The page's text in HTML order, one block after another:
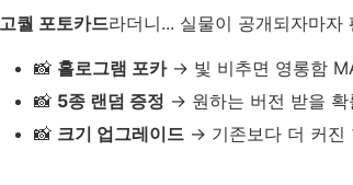
고퀄 포토카드라더니... 실물이 공개되자마자
📸 홀로그램 포카→ 빛 비추면 영롱함
📸 5종 랜덤 증정 → 원하는 버전 받을 확
📸 크기 업그레이드 → 기존보다 더 커진